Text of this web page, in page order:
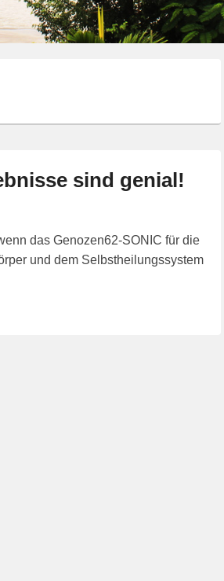
sind genial!
das Genozen62-SONIC für die
und dem Selbstheilungssystem